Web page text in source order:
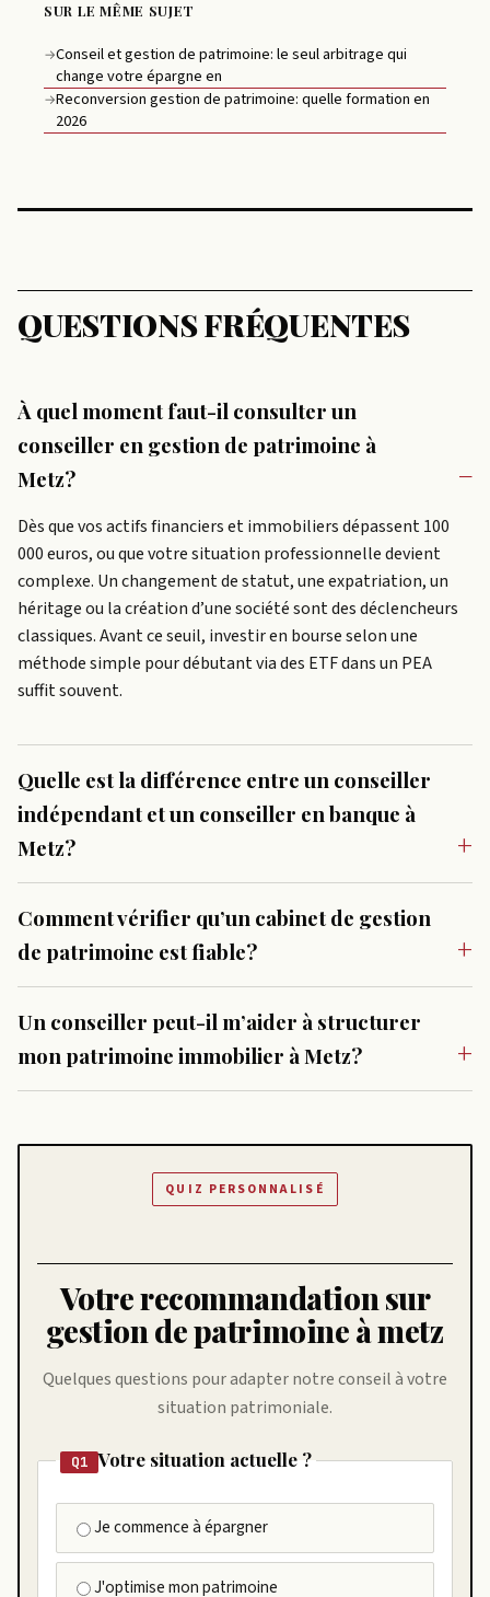
SUR LE MÊME SUJET
→Conseil et gestion de patrimoine: le seul arbitrage qui
change votre épargne en
→Reconversion gestion de patrimoine: quelle formation en
2026
QUESTIONS FRÉQUENTES
À quel moment faut-il consulter un
conseiller en gestion de patrimoine à
Metz?
Dès que vos actifs financiers et immobiliers dépassent 100
000 euros, ou que votre situation professionnelle devient
complexe. Un changement de statut, une expatriation, un
héritage ou la création d’une société sont des déclencheurs
classiques. Avant ce seuil, investir en bourse selon une
méthode simple pour débutant via des ETF dans un PEA
suffit souvent.
Quelle est la différence entre un conseiller
indépendant et un conseiller en banque à
Metz?
Comment vérifier qu’un cabinet de gestion
de patrimoine est fiable?
Un conseiller peut-il m’aider à structurer
mon patrimoine immobilier à Metz?
QUIZ PERSONNALISÉ
Votre recommandation sur
gestion de patrimoine à metz
Quelques questions pour adapter notre conseil à votre
situation patrimoniale.
Q1 Votre situation actuelle ?
Je commence à épargner
J'optimise mon patrimoine